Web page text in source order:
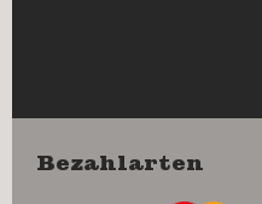
Bezahlarten